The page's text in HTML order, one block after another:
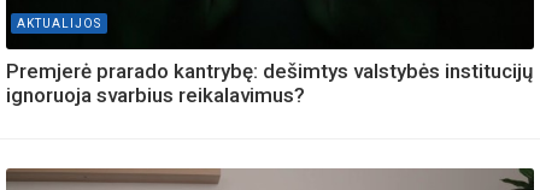
AKTUALIJOS
Premjerė prarado kantrybę: dešimtys valstybės institucijų
ignoruoja svarbius reikalavimus?